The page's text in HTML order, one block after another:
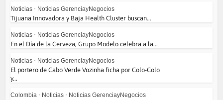
Noticias • Noticias GerenciayNegocios
Tijuana Innovadora y Baja Health Cluster buscan...
Noticias • Noticias GerenciayNegocios
En el Día de la Cerveza, Grupo Modelo celebra a la...
Noticias • Noticias GerenciayNegocios
El portero de Cabo Verde Vozinha ficha por Colo-Colo
y...
Colombia • Noticias • Noticias GerenciayNegocios